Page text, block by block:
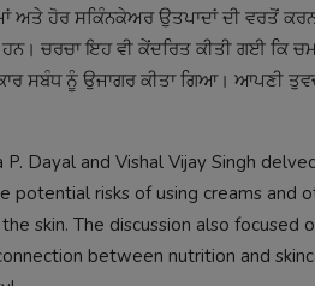
ਅਤੇ ਹੋਰ ਸਕਿੰਨਕੇਅਰ ਉਤਪਾਦਾਂ ਦੀ ਵਰਤੋਂ
ਚਰਚਾ ਇਹ ਵੀ ਕੇਂਦਰਿਤ ਕੀਤੀ ਗਈ ਕਿ
ਸਬੰਧ ਨੂੰ ਉਜਾਗਰ ਕੀਤਾ ਗਿਆ। ਆਪਣੀ
Dayal and Vishal Vijay Singh
risks of using creams and
skin. The discussion also
between nutrition and